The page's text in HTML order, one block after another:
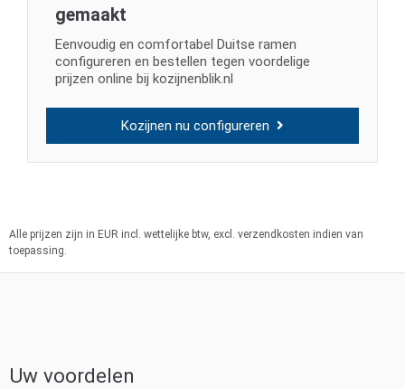
gemaakt
Eenvoudig en comfortabel Duitse ramen
configureren en bestellen tegen voordelige
prijzen online bij kozijnenblik.nl
Kozijnen nu configureren
Alle prijzen zijn in EUR incl. wettelijke btw, excl. verzendkosten indien van
toepassing.
Uw voordelen